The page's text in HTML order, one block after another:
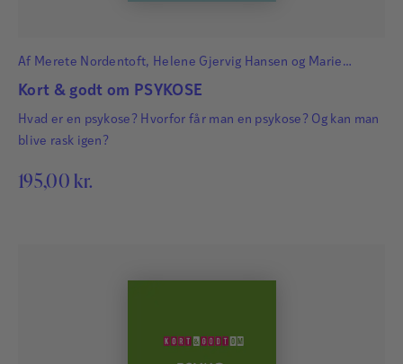
Af Merete Nordentoft, Helene Gjervig Hansen og Marie
Starzer
Kort & godt om PSYKOSE
Hvad er en psykose? Hvorfor får man en psykose? Og kan man
blive rask igen?
195,00 kr.